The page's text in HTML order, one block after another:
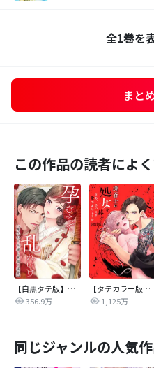
全1巻を
まと
この作品の読者によ
【白黒タテ版】孕むまで乱れいけ～身代わり花嫁と軍服の猛愛
356.9万
【タテカラー版】漣蒼士に処女を捧ぐ～さあ、じっくり愛でましょうか
1,125万
同じジャンルの人気